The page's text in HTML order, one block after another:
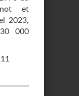
et
2023,
000